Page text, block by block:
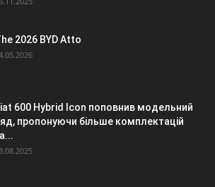
2026 BYD Atto
600 Hybrid Icon поповнив модельний
пропонуючи більше комплектацій